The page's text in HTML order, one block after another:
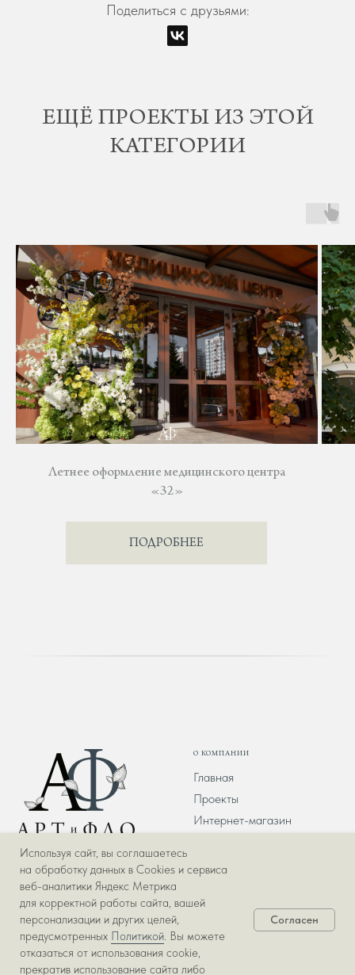
Поделиться с друзьями:
ЕЩЁ ПРОЕКТЫ ИЗ ЭТОЙ
КАТЕГОРИИ
Летнее оформление медицинского центра
«32»
ПОДРОБНЕЕ
© АРТиФЛО, 2013-2026
О КОМПАНИИ
Главная
Проекты
Интернет-магазин
конфиденциальности
САЛОНЫ
Используя сайт, вы соглашаетесь
на обработку данных в Cookies и сервиса
веб-аналитики Яндекс Метрика
для корректной работы сайта, вашей
персонализации и других целей,
предусмотренных Политикой. Вы можете
отказаться от использования cookie,
прекратив использование сайта либо
Согласен